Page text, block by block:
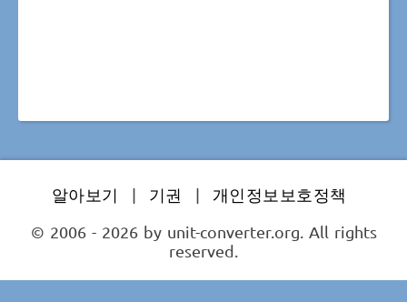
알아보기 | 기권 |
개인정보보호정책
© 2006 - 2026 by unit-converter.org. All rights
reserved.